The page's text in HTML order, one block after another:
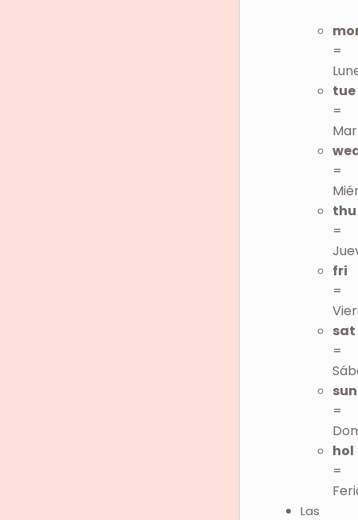
=
tue
=
=
thu
=
fri
=
sat
=
sun
=
hol
=
Las